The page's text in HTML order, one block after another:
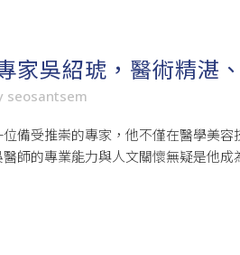
家吳紹琥，醫術精湛
seosantsem
備受推崇的專家，他不僅在醫學美
師的專業能力與人文關懷無疑是他